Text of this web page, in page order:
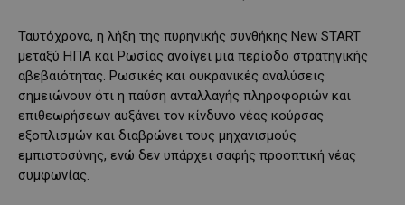
Ταυτόχρονα, η λήξη της πυρηνικής συνθήκης New START
μεταξύ ΗΠΑ και Ρωσίας ανοίγει μια περίοδο στρατηγικής
αβεβαιότητας. Ρωσικές και ουκρανικές αναλύσεις
σημειώνουν ότι η παύση ανταλλαγής πληροφοριών και
επιθεωρήσεων αυξάνει τον κίνδυνο νέας κούρσας
εξοπλισμών και διαβρώνει τους μηχανισμούς
εμπιστοσύνης, ενώ δεν υπάρχει σαφής προοπτική νέας
συμφωνίας.